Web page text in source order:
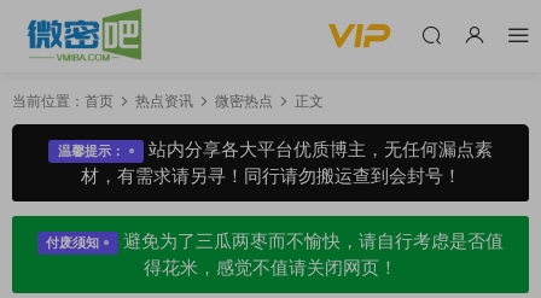
当前位置： 首页 热点资讯 微密热点 正文
温馨提示：
站内分享各大平台优质博主，无任何漏点素
材，有需求请另寻！同行请勿搬运查到会封号！
付废须知
避免为了三瓜两枣而不愉快，请自行考虑是否值
得花米，感觉不值请关闭网页！